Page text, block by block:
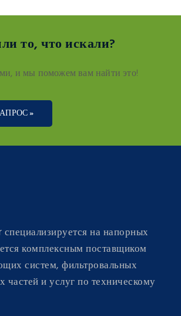
то, что искали?
и мы поможем вам найти это!
»
на напорных
комплексным поставщиком
систем, фильтровальных
частей и услуг по техническому